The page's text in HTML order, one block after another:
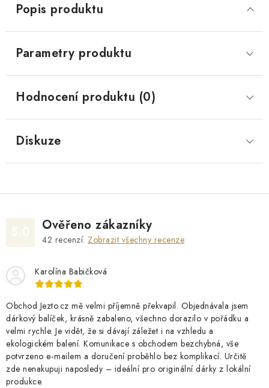
Popis produktu
Parametry produktu
Hodnocení produktu (0)
Diskuze
Ověřeno zákazníky
42 recenzí. Zobrazit všechny recenze
Karolína Babičková
Obchod Jezto.cz mě velmi příjemně překvapil. Objednávala jsem
dárkový balíček, krásně zabaleno, všechno dorazilo v pořádku a
velmi rychle. Je vidět, že si dávají záležet i na vzhledu a
ekologickém balení. Komunikace s obchodem bezchybná, vše
potvrzeno e‑mailem a doručení proběhlo bez komplikací. Určitě
zde nenakupuji naposledy – ideální pro originální dárky z lokální
produkce.